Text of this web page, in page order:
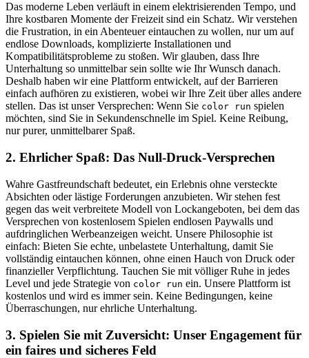
Das moderne Leben verläuft in einem elektrisierenden Tempo, und
Ihre kostbaren Momente der Freizeit sind ein Schatz. Wir verstehen
die Frustration, in ein Abenteuer eintauchen zu wollen, nur um auf
endlose Downloads, komplizierte Installationen und
Kompatibilitätsprobleme zu stoßen. Wir glauben, dass Ihre
Unterhaltung so unmittelbar sein sollte wie Ihr Wunsch danach.
Deshalb haben wir eine Plattform entwickelt, auf der Barrieren
einfach aufhören zu existieren, wobei wir Ihre Zeit über alles andere
stellen. Das ist unser Versprechen: Wenn Sie color run spielen
möchten, sind Sie in Sekundenschnelle im Spiel. Keine Reibung,
nur purer, unmittelbarer Spaß.
2. Ehrlicher Spaß: Das Null-Druck-Versprechen
Wahre Gastfreundschaft bedeutet, ein Erlebnis ohne versteckte
Absichten oder lästige Forderungen anzubieten. Wir stehen fest
gegen das weit verbreitete Modell von Lockangeboten, bei dem das
Versprechen von kostenlosem Spielen endlosen Paywalls und
aufdringlichen Werbeanzeigen weicht. Unsere Philosophie ist
einfach: Bieten Sie echte, unbelastete Unterhaltung, damit Sie
vollständig eintauchen können, ohne einen Hauch von Druck oder
finanzieller Verpflichtung. Tauchen Sie mit völliger Ruhe in jedes
Level und jede Strategie von color run ein. Unsere Plattform ist
kostenlos und wird es immer sein. Keine Bedingungen, keine
Überraschungen, nur ehrliche Unterhaltung.
3. Spielen Sie mit Zuversicht: Unser Engagement für
ein faires und sicheres Feld